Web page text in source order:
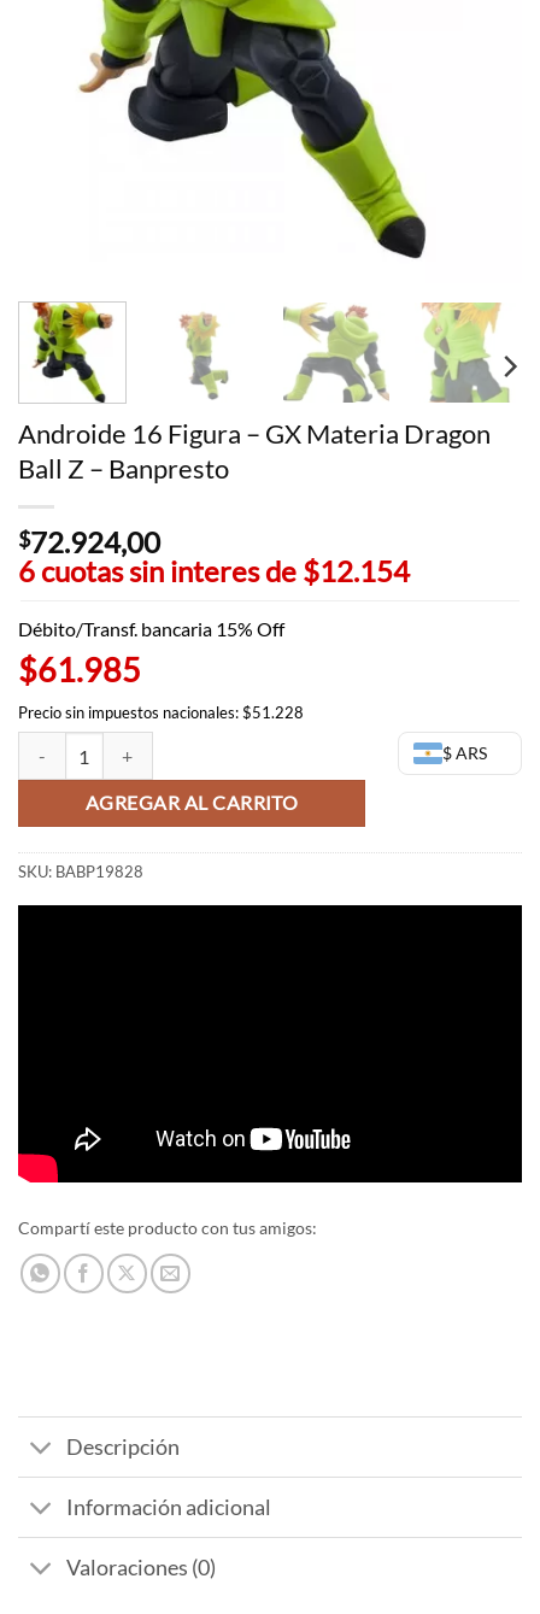
Androide 16 Figura – GX Materia Dragon
Ball Z – Banpresto
$72.924,00
6 cuotas sin interes de $12.154
Débito/Transf. bancaria 15% Off
$61.985
Precio sin impuestos nacionales: $51.228
$ ARS
Androide 16 Figura - GX Materia Dragon Ball Z - Banpresto cantidad
AGREGAR AL CARRITO
SKU: BABP19828
Compartí este producto con tus amigos:
Descripción
Información adicional
Valoraciones (0)